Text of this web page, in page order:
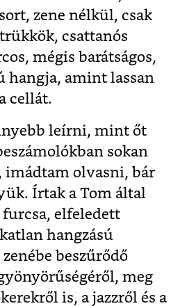
zene nélkül, csak
csattanós
mégis barátságos,
hangja, amint lassan
cellát.
leírni, mint őt
sokan
imádtam olvasni, bár
Írtak a Tom által
elfeledett
hangzású
beszűrődő
meg
is, a jazzről és a